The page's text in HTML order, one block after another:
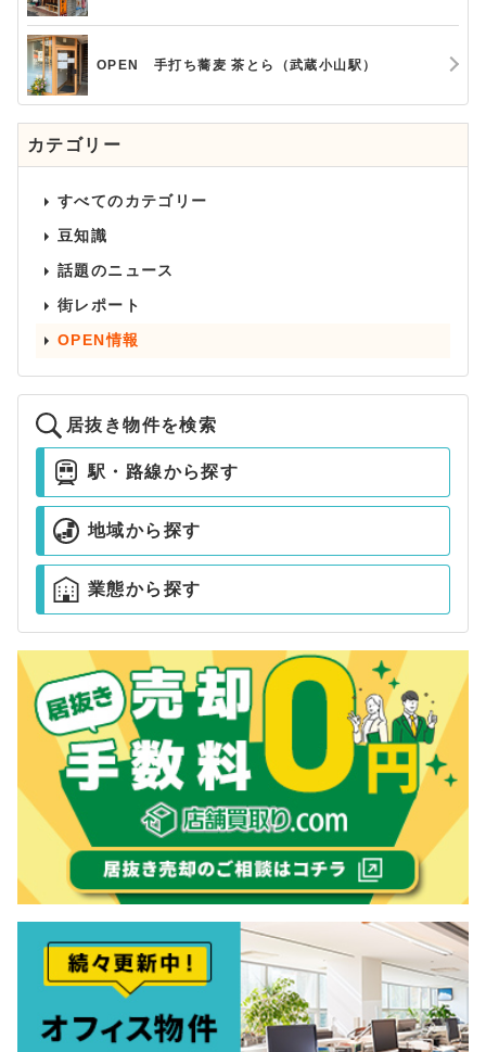
OPEN 手打ち蕎麦 茶とら（武蔵小山駅）
カテゴリー
すべてのカテゴリー
豆知識
話題のニュース
街レポート
OPEN情報
居抜き物件を検索
駅・路線から探す
地域から探す
業態から探す